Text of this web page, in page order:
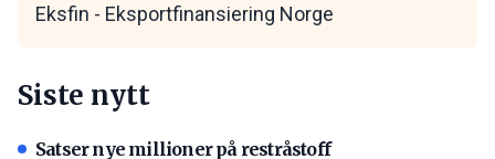
Eksfin - Eksportfinansiering Norge
Siste nytt
Satser nye millioner på restråstoff